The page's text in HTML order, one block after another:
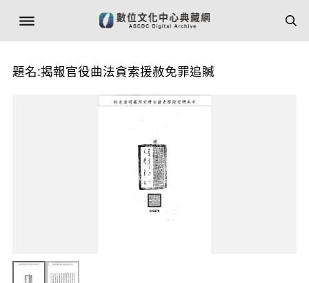
題名:揭報官役曲法貪索援赦免罪追贓